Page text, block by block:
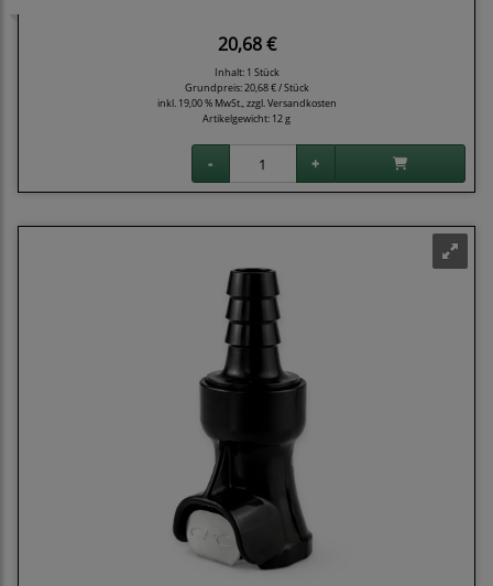
20,68 €
Inhalt: 1 Stück
Grundpreis:20,68 € / Stück
inkl. 19,00 % MwSt., zzgl.Versandkosten
Artikelgewicht: 12 g